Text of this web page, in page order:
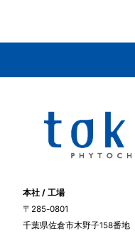
本社 / 工場
〒285-0801
千葉県佐倉市木野子158番地